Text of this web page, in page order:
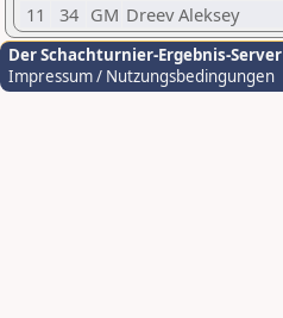
11
34 GM Dreev Aleksey
Der Schachturnier-Ergebnis-Server
Impressum / Nutzungsbedingungen